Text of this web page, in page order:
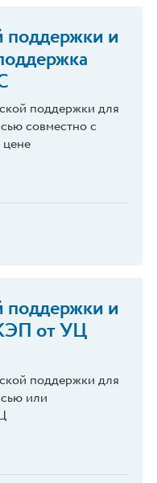
поддержки и
поддержки для
совместно с
поддержки и
от УЦ
поддержки для
или